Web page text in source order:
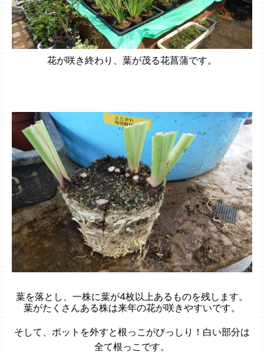
花が咲き終わり、葉が茂る花菖蒲です。
葉を落とし、一株に葉が4枚以上あるものを残します。
葉がたくさんある株は来年の花が咲きやすいです。
そして、ポットを外すと根っこがびっしり！白い部分は
全て根っこです。